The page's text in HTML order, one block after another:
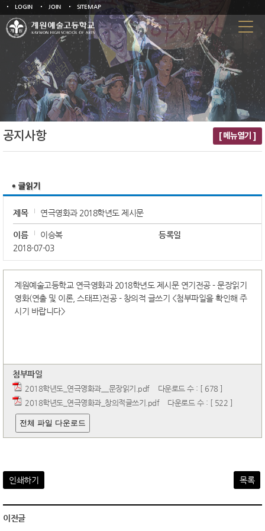
LOGIN JOIN SITEMAP
공지사항 [ 메뉴열기 ]
제목 연극영화과 2018학년도 제시문
이름 이승복
등록일
2018-07-03
계원예술고등학교 연극영화과 2018학년도 제시문 연기전공 - 문장읽기
영화(연출 및 이론, 스태프)전공 - 창의적 글쓰기 <첨부파일을 확인해 주
시기 바랍니다>
첨부파일
2018학년도_연극영화과__문장읽기.pdf다운로드 수 : [ 678 ]
2018학년도_연극영화과_창의적글쓰기.pdf다운로드 수 : [ 522 ]
전체 파일 다운로드
인쇄하기 목록
이전글